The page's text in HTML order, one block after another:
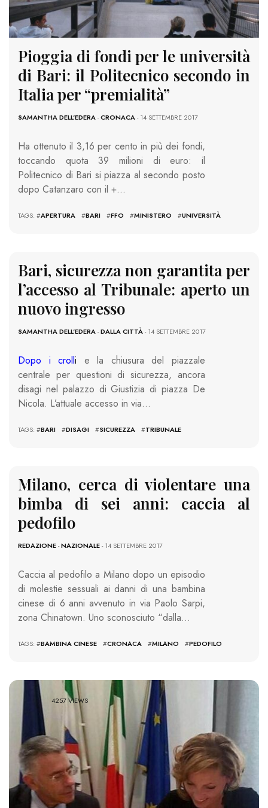
Pioggia di fondi per le università
di Bari: il Politecnico secondo in
Italia per “premialità”
SAMANTHA DELL'EDERA-CRONACA- 14 SETTEMBRE 2017
Ha ottenuto il 3,16 per cento in più dei fondi,
toccando quota 39 milioni di euro: il
Politecnico di Bari si piazza al secondo posto
dopo Catanzaro con il +…
TAGS: #APERTURA #BARI #FFO #MINISTERO #UNIVERSITÀ
Bari, sicurezza non garantita per
l’accesso al Tribunale: aperto un
nuovo ingresso
SAMANTHA DELL'EDERA-DALLA CITTÀ- 14 SETTEMBRE 2017
Dopo i crolli e la chiusura del piazzale
centrale per questioni di sicurezza, ancora
disagi nel palazzo di Giustizia di piazza De
Nicola. L’attuale accesso in via…
TAGS: #BARI #DISAGI #SICUREZZA #TRIBUNALE
Milano, cerca di violentare una
bimba di sei anni: caccia al
pedofilo
REDAZIONE-NAZIONALE- 14 SETTEMBRE 2017
Caccia al pedofilo a Milano dopo un episodio
di molestie sessuali ai danni di una bambina
cinese di 6 anni avvenuto in via Paolo Sarpi,
zona Chinatown. Uno sconosciuto “dalla…
TAGS: #BAMBINA CINESE #CRONACA #MILANO #PEDOFILO
4257 VIEWS